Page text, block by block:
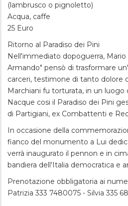
(lambrusco o pignoletto)
Acqua, caffe
25 Euro
Ritorno al Paradiso dei Pini
Nell'immediato dopoguerra,
Armando" pensò di trasformare
carceri, testimone di tanto dolore
Marchiani fu torturata, in un luogo
Nacque cosi il Paradiso dei Pini
di Partigiani, ex Combattenti e
In occasione della
fianco del monumento a Lui
verrà inaugurato il pennon e in
bandiera dell'Italia democratica e
Prenotazione obbligatoria ai
Patrizia 333 7480075 - Silvia 335